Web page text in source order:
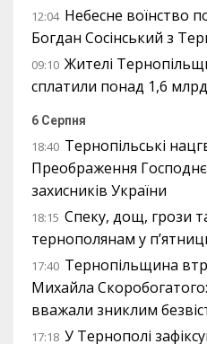
12:04 Небесне воїнство
Богдан Сосінський з
09:10 Жителі
сплатили понад 1,6
6 Серпня
18:40 Тернопільські
Преображення
захисників України
18:15 Спеку, дощ, грози
тернополянам у
17:40 Тернопільщина
Михайла
вважали зниклим
17:18 У Тернополі